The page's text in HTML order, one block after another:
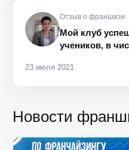
Отзыв о франшизе
Мой клуб
учеников, в
23 июля 2021
Новости